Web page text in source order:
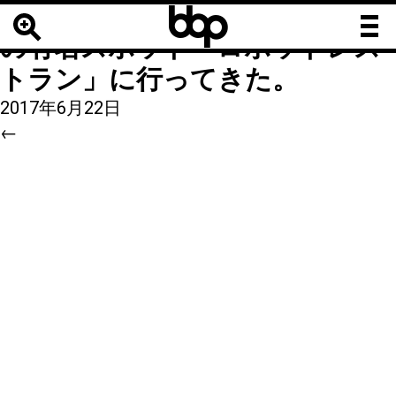
bbb
2| ←
今更ながら、外国人観光客
の有名スポット「ロボットレス
トラン」に行ってきた。
2017年6月22日
←